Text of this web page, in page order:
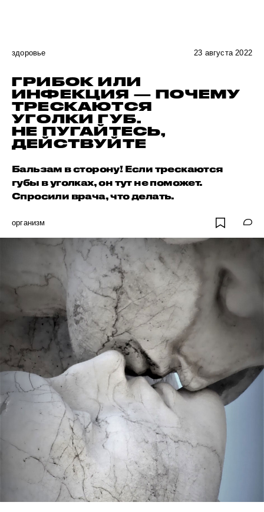
здоровье 23 августа 2022
ГРИБОК ИЛИ
ИНФЕКЦИЯ — ПОЧЕМУ
ТРЕСКАЮТСЯ
УГОЛКИ ГУБ.
НЕ ПУГАЙТЕСЬ,
ДЕЙСТВУЙТЕ
Бальзам в сторону! Если трескаются
губы в уголках, он тут не поможет.
Спросили врача, что делать.
организм